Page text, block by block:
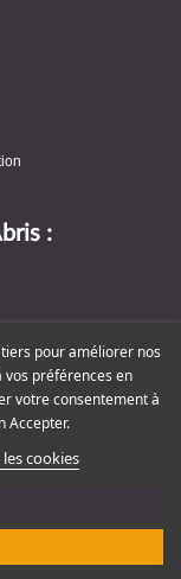
:
pour améliorer nos
vos préférences en
votre consentement à
Accepter.
cookies